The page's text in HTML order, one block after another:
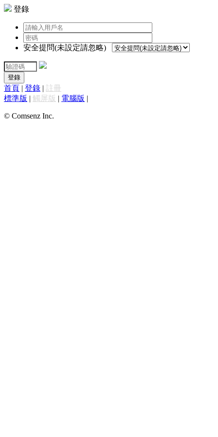
登錄
安全提問(未設定請忽略)
登錄
首頁 | 登錄 | 註冊
標準版 | 觸屏版 | 電腦版 |
© Comsenz Inc.